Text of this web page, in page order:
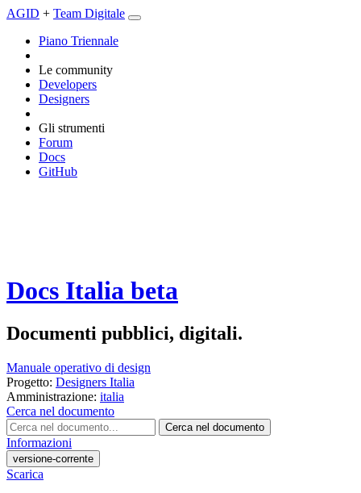
AGID + Team Digitale
Piano Triennale
Le community
Developers
Designers
Gli strumenti
Forum
Docs
GitHub
Docs Italia beta
Documenti pubblici, digitali.
Manuale operativo di design
Progetto: Designers Italia
Amministrazione: italia
Cerca nel documento
Cerca nel documento
Informazioni
versione-corrente
Scarica